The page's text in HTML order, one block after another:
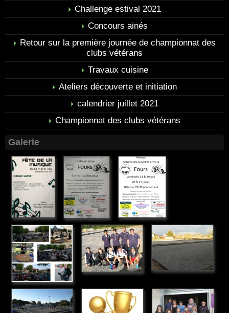
Challenge estival 2021
Concours ainés
Retour sur la première journée de championnat des
clubs vétérans
Travaux cuisine
Ateliers découverte et initiation
calendrier juillet 2021
Championnat des clubs vétérans
Galerie